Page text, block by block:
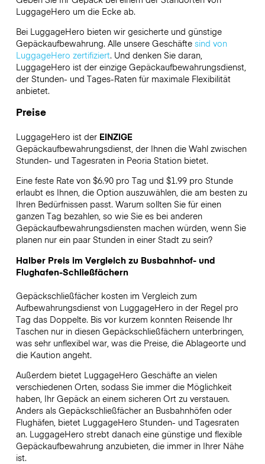
LuggageHero um die Ecke ab.
Bei LuggageHero bieten wir gesicherte und günstige
Gepäckaufbewahrung. Alle unsere Geschäfte sind von
LuggageHero zertifiziert. Und denken Sie daran,
LuggageHero ist der einzige Gepäckaufbewahrungsdienst,
der Stunden- und Tages-Raten für maximale Flexibilität
anbietet.
Preise
LuggageHero ist der EINZIGE
Gepäckaufbewahrungsdienst, der Ihnen die Wahl zwischen
Stunden- und Tagesraten in Peoria Station bietet.
Eine feste Rate von $6.90 pro Tag und $1.99 pro Stunde
erlaubt es Ihnen, die Option auszuwählen, die am besten zu
Ihren Bedürfnissen passt. Warum sollten Sie für einen
ganzen Tag bezahlen, so wie Sie es bei anderen
Gepäckaufbewahrungsdiensten machen würden, wenn Sie
planen nur ein paar Stunden in einer Stadt zu sein?
Halber Preis im Vergleich zu Busbahnhof- und
Flughafen-Schließfächern
Gepäckschließfächer kosten im Vergleich zum
Aufbewahrungsdienst von LuggageHero in der Regel pro
Tag das Doppelte. Bis vor kurzem konnten Reisende Ihr
Taschen nur in diesen Gepäckschließfächern unterbringen,
was sehr unflexibel war, was die Preise, die Ablageorte und
die Kaution angeht.
Außerdem bietet LuggageHero Geschäfte an vielen
verschiedenen Orten, sodass Sie immer die Möglichkeit
haben, Ihr Gepäck an einem sicheren Ort zu verstauen.
Anders als Gepäckschließfächer an Busbahnhöfen oder
Flughäfen, bietet LuggageHero Stunden- und Tagesraten
an. LuggageHero strebt danach eine günstige und flexible
Gepäckaufbewahrung anzubieten, die immer in Ihrer Nähe
ist.